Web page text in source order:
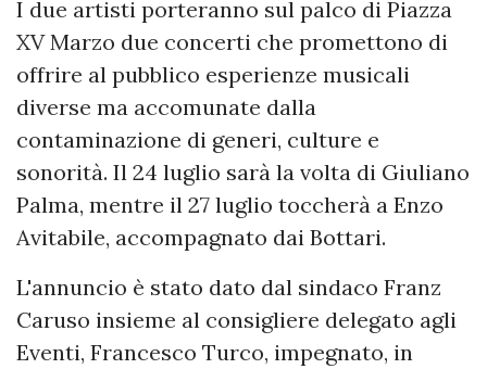
I due artisti porteranno sul palco di Piazza
XV Marzo due concerti che promettono di
offrire al pubblico esperienze musicali
diverse ma accomunate dalla
contaminazione di generi, culture e
sonorità. Il 24 luglio sarà la volta di Giuliano
Palma, mentre il 27 luglio toccherà a Enzo
Avitabile, accompagnato dai Bottari.
L'annuncio è stato dato dal sindaco Franz
Caruso insieme al consigliere delegato agli
Eventi, Francesco Turco, impegnato, in